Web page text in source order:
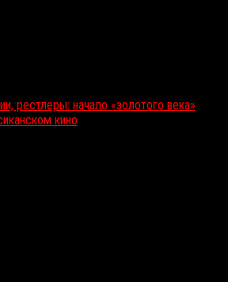
рестлеры: начало «золотого века»
кино